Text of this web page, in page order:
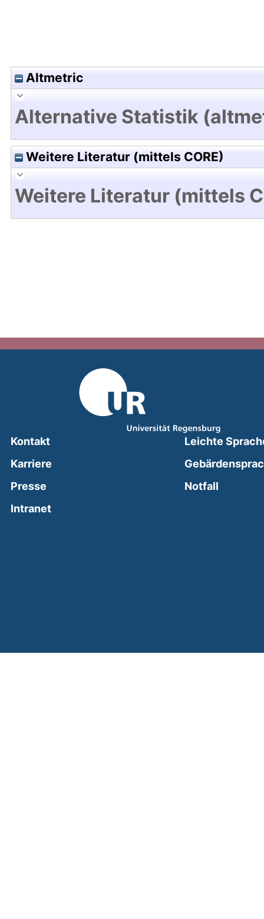
Altmetric
Alternative Statistik
Weitere Literatur (mittels CORE)
Weitere Literatur (mittels
Kontakt
Karriere
Presse
Intranet(external link, opens in a new window)
Leichte
Notfall